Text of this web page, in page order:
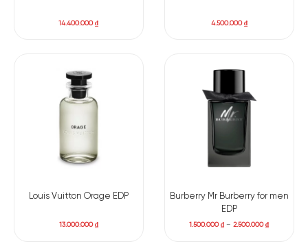
14.400.000₫ 4.500.000₫
Louis Vuitton Orage EDP
13.000.000₫
Burberry Mr Burberry for men
EDP
1.500.000₫ –2.500.000₫